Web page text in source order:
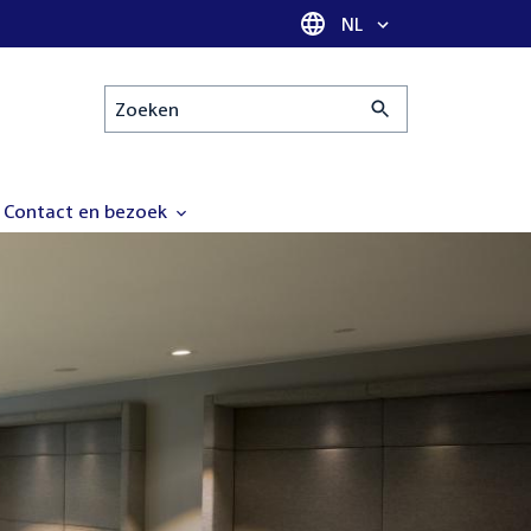
Taal selectie
NL
Zoeken
Contact en bezoek